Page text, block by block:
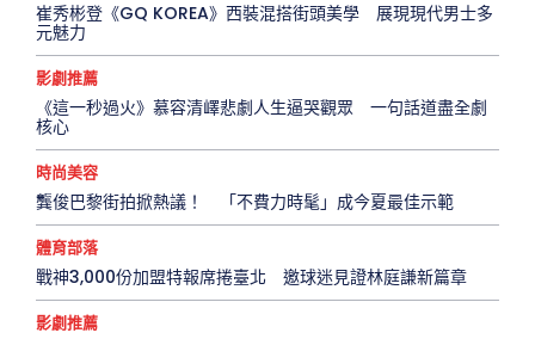
崔秀彬登《GQ KOREA》西裝混搭街頭美學 展現現代男士多
元魅力
影劇推薦
《這一秒過火》慕容清嶧悲劇人生逼哭觀眾 一句話道盡全劇
核心
時尚美容
龔俊巴黎街拍掀熱議！ 「不費力時髦」成今夏最佳示範
體育部落
戰神3,000份加盟特報席捲臺北 邀球迷見證林庭謙新篇章
影劇推薦